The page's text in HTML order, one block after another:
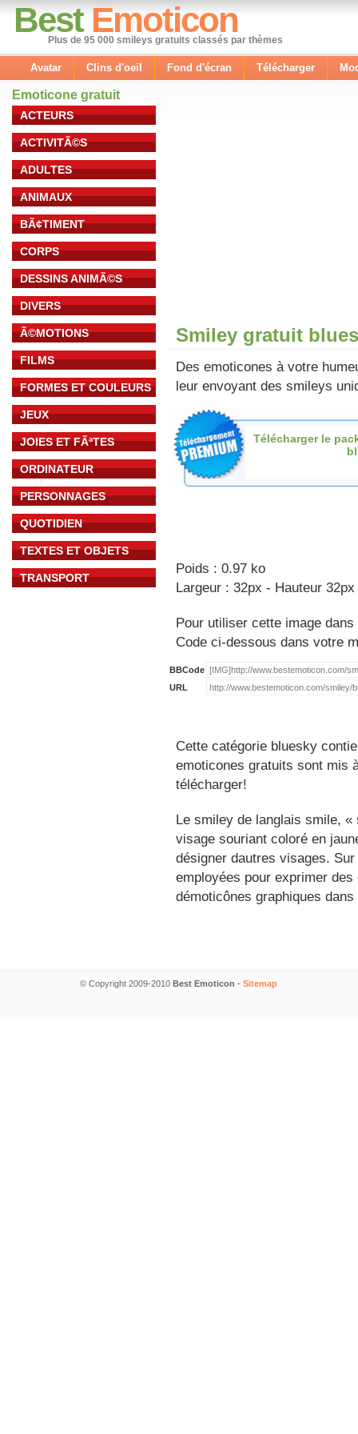
Best Emoticon
Plus de 95 000 smileys gratuits classés par thèmes
Avatar Clins d'oeil Fond d'écran Télécharger
Emoticone gratuit
ACTEURS
ACTIVITÃ©S
ADULTES
ANIMAUX
BÃ¢TIMENT
CORPS
DESSINS ANIMÃ©S
DIVERS
Ã©MOTIONS
FILMS
FORMES ET COULEURS
JEUX
JOIES ET FÃªTES
ORDINATEUR
PERSONNAGES
QUOTIDIEN
TEXTES ET OBJETS
TRANSPORT
Smiley gratuit
Des emoticones à votre
leur envoyant des smileys
Télécharger le
Poids : 0.97 ko
Largeur : 32px - Hauteur 32px
Pour utiliser cette image
Code ci-dessous dans votre
BBCode
URL
Cette catégorie bluesky
emoticones gratuits sont mis
télécharger!
Le smiley de langlais smile,
visage souriant coloré en
désigner dautres visages.
employées pour exprimer
démoticônes graphiques
© Copyright 2009-2010 Best Emoticon - Sitemap